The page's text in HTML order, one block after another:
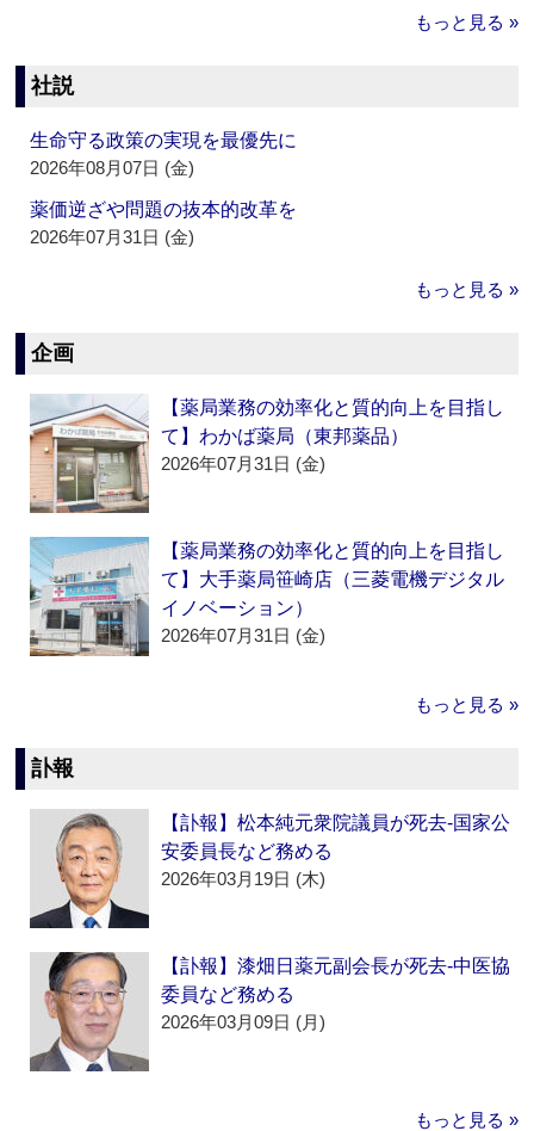
もっと見る »
社説
生命守る政策の実現を最優先に
2026年08月07日 (金)
薬価逆ざや問題の抜本的改革を
2026年07月31日 (金)
もっと見る »
企画
【薬局業務の効率化と質的向上を目指し
て】わかば薬局（東邦薬品）
2026年07月31日 (金)
【薬局業務の効率化と質的向上を目指し
て】大手薬局笹崎店（三菱電機デジタル
イノベーション）
2026年07月31日 (金)
もっと見る »
訃報
【訃報】松本純元衆院議員が死去‐国家公
安委員長など務める
2026年03月19日 (木)
【訃報】漆畑日薬元副会長が死去‐中医協
委員など務める
2026年03月09日 (月)
もっと見る »